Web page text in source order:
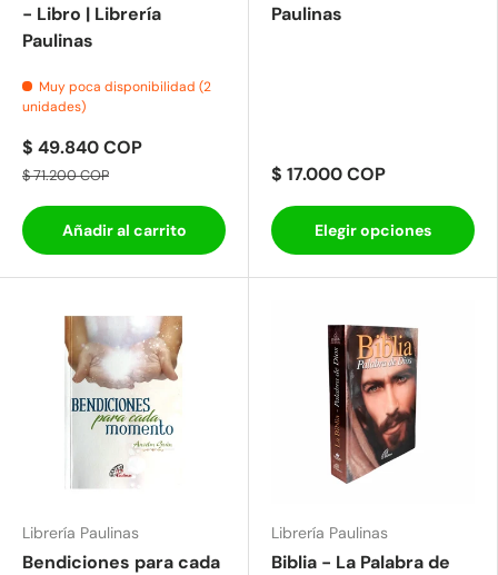
- Libro | Librería
Paulinas
Muy poca disponibilidad (2
unidades)
$ 49.840 COP
$ 71.200 COP
Añadir al carrito
Paulinas
$ 17.000 COP
Elegir opciones
Librería Paulinas
Bendiciones para cada
Librería Paulinas
Biblia - La Palabra de